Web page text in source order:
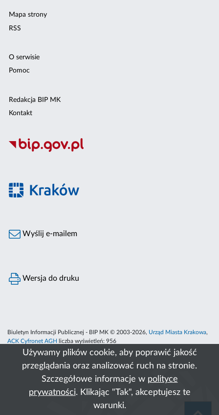
Używamy plików cookie, aby poprawić jakość
przeglądania oraz analizować ruch na stronie.
Szczegółowe informacje w polityce
prywatności. Klikając "Tak", akceptujesz te
warunki.
Mapa strony
RSS
O serwisie
Pomoc
Redakcja BIP MK
Kontakt
Wyślij e-mailem
Wersja do druku
Biuletyn Informacji Publicznej - BIP MK © 2003-2026, Urząd Miasta Krakowa,
ACK Cyfronet AGH
liczba wyświetleń: 956